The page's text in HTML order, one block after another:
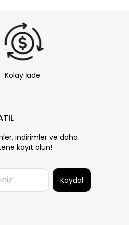
Kolay İade
indirimler ve daha
kayıt olun!
Kaydol